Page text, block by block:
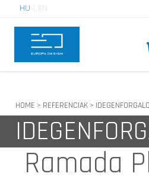
HU EN
HOME > REFERENCIAK >
Ramada